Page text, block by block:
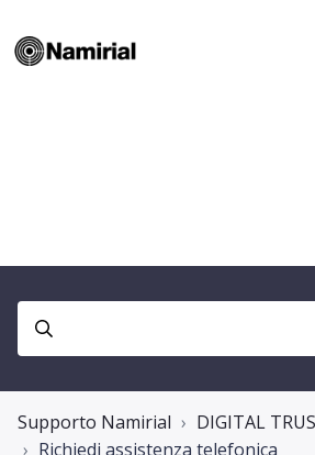
Supporto Namirial
DIGITAL
Richiedi assistenza telefonica